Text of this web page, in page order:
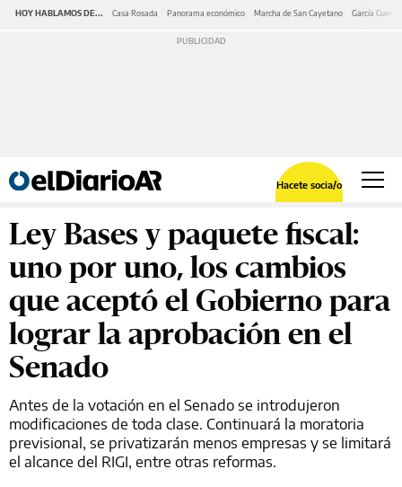
HOY HABLAMOS DE... Casa Rosada Panorama económico Marcha de San Cayetano García Cuerva
Hacete socia/o
Ley Bases y paquete fiscal:
uno por uno, los cambios
que aceptó el Gobierno para
lograr la aprobación en el
Senado
Antes de la votación en el Senado se introdujeron
modificaciones de toda clase. Continuará la moratoria
previsional, se privatizarán menos empresas y se limitará
el alcance del RIGI, entre otras reformas.